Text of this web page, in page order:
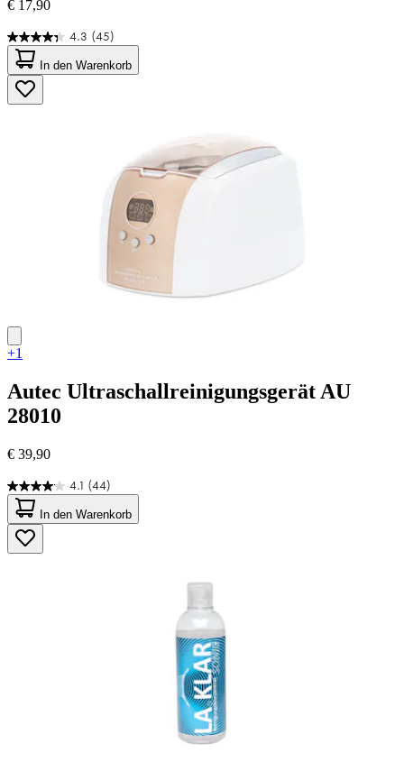
€ 17,90
4.3 (45)
4.3
von
5
Sternen.
45
In den Warenkorb
+1
Autec Ultraschallreinigungsgerät AU
28010
€ 39,90
4.1 (44)
4.1
von
5
Sternen.
44
In den Warenkorb